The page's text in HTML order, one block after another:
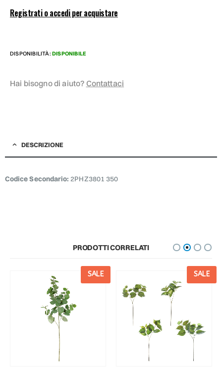
Registrati o accedi per acquistare
DISPONIBILITÀ: DISPONIBILE
Hai bisogno di aiuto? Contattaci
DESCRIZIONE
Codice Secondario: 2PHZ3801 350
PRODOTTI CORRELATI
SALE SALE